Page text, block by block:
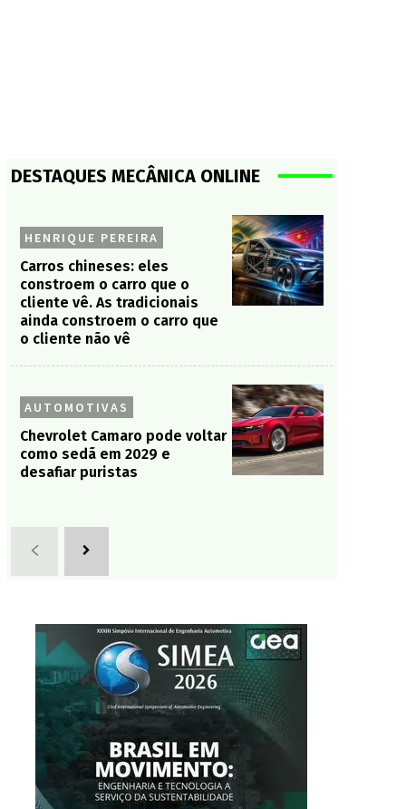
DESTAQUES MECÂNICA ONLINE
HENRIQUE PEREIRA
Carros chineses: eles
constroem o carro que o
cliente vê. As tradicionais
ainda constroem o carro que
o cliente não vê
AUTOMOTIVAS
Chevrolet Camaro pode voltar
como sedã em 2029 e
desafiar puristas